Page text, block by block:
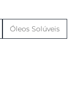
Óleos Solúveis